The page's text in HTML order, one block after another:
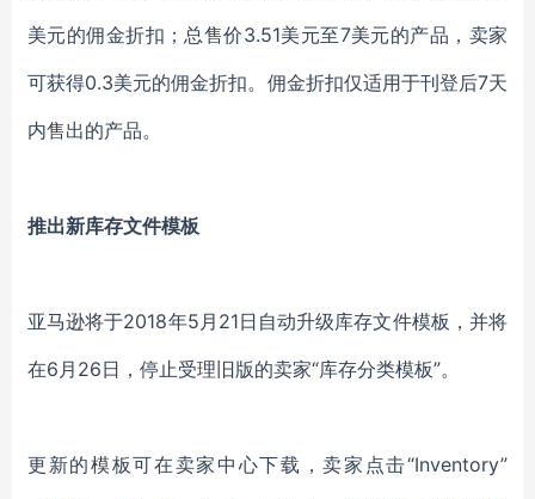
美元的佣金折扣；总售价3.51美元至7美元的产品，卖家
可获得0.3美元的佣金折扣。佣金折扣仅适用于刊登后7天
内售出的产品。
推出新库存文件模板
亚马逊将于2018年5月21日自动升级库存文件模板，并将
在6月26日，停止受理旧版的卖家“库存分类模板”。
更新的模板可在卖家中心下载，卖家点击“Inventory”